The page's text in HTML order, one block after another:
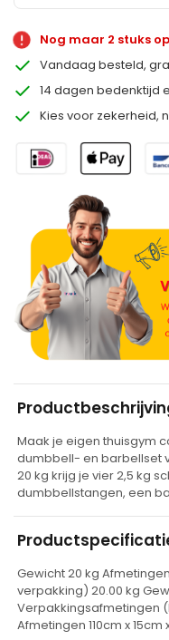
Nog maar 2 stuks
Vandaag besteld,
14 dagen bedenktijd
Kies voor zekerheid,
t
e
r
a
t
v
Maak je eigen thuisgym
dumbbell- en barbellset
20 kg krijg je vier 2,5 kg
dumbbellstangen, een
Gewicht 20 kg
verpakking) 20.00 kg
Verpakkingsafmetingen
Afmetingen 110cm x 15cm